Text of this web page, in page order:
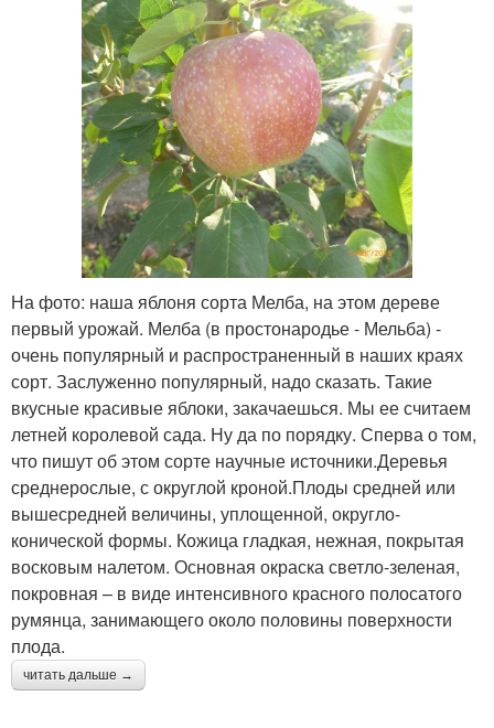
На фото: наша яблоня сорта Мелба, на этом дереве
первый урожай. Мелба (в простонародье - Мельба) -
очень популярный и распространенный в наших краях
сорт. Заслуженно популярный, надо сказать. Такие
вкусные красивые яблоки, закачаешься. Мы ее считаем
летней королевой сада. Ну да по порядку. Сперва о том,
что пишут об этом сорте научные источники.Деревья
среднерослые, с округлой кроной.Плоды средней или
вышесредней величины, уплощенной, округло-
конической формы. Кожица гладкая, нежная, покрытая
восковым налетом. Основная окраска светло-зеленая,
покровная – в виде интенсивного красного полосатого
румянца, занимающего около половины поверхности
плода.
читать дальше →